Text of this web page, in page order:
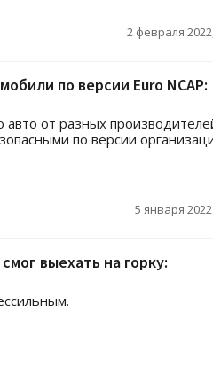
2 февраля
по версии Euro NCAP:
от разных
по версии
5 января
выехать на горку: